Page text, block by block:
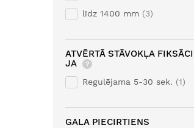
līdz 1400 mm
3
ATVĒRTĀ STĀVOKĻA FIKSĀCI
JA
?
Regulējama 5-30 sek. 1
GALA PIECIRTIENS